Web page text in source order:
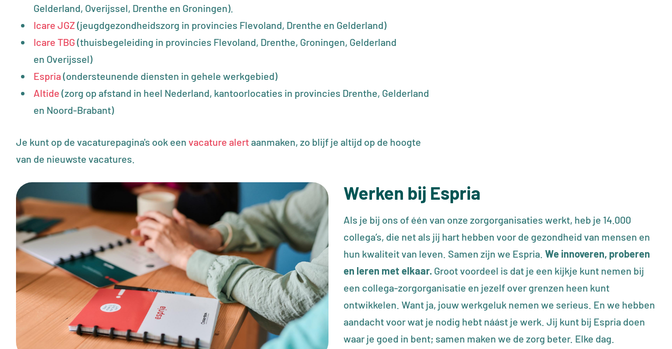
Gelderland, Overijssel, Drenthe en Groningen).
Icare JGZ (jeugdgezondheidszorg in provincies Flevoland, Drenthe en Gelderland)
Icare TBG (thuisbegeleiding in provincies Flevoland, Drenthe, Groningen, Gelderland
en Overijssel)
Espria(ondersteunende diensten in gehele werkgebied)
Altide (zorg op afstand in heel Nederland, kantoorlocaties in provincies Drenthe, Gelderland
en Noord-Brabant)
Je kunt op de vacaturepagina's ook een vacature alertaanmaken, zo blijf je altijd op de hoogte
van de nieuwste vacatures.
Werken bij Espria
Als je bij ons of één van onze zorgorganisaties werkt, heb je 14.000
collega’s, die net als jij hart hebben voor de gezondheid van mensen en
hun kwaliteit van leven. Samen zijn we Espria. We innoveren, proberen
en leren met elkaar. Groot voordeel is dat je een kijkje kunt nemen bij
een collega-zorgorganisatie en jezelf over grenzen heen kunt
ontwikkelen. Want ja, jouw werkgeluk nemen we serieus. En we hebben
aandacht voor wat je nodig hebt náást je werk. Jij kunt bij Espria doen
waar je goed in bent; samen maken we de zorg beter. Elke dag.